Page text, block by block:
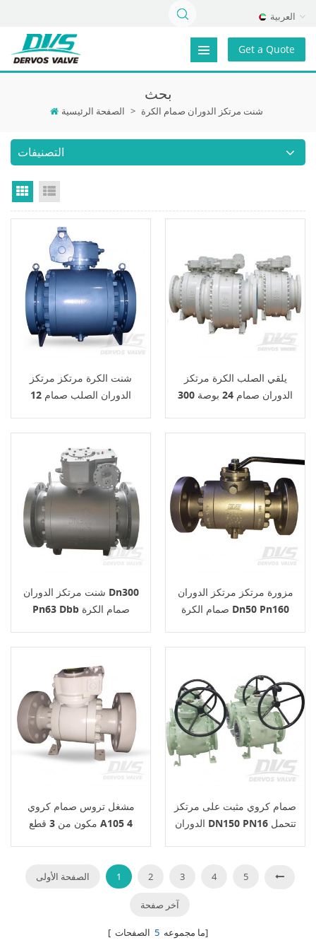
العربية
Get a Quote
بحث
الصفحة الرئيسية > شنت مرتكز الدوران صمام الكرة
التصنيفات
Grid View
شنت الكرة مرتكز مرتكز
الدوران الصلب صمام 12
يلقي الصلب الكرة مرتكز
الدوران صمام 24 بوصة 300
شنت مرتكز الدوران Dn300
Pn63 Dbb صمام الكرة
مزورة مرتكز مرتكز الدوران
صمام الكرة Dn50 Pn160
مشغل تروس صمام كروي
مكون من 3 قطع A105 4
صمام كروي مثبت على مرتكز
الدوران DN150 PN16 تتحمل
الصفحة الأولى 1 2 3 4 5
آخر صفحة
[ ما مجموعه 5 الصفحات]